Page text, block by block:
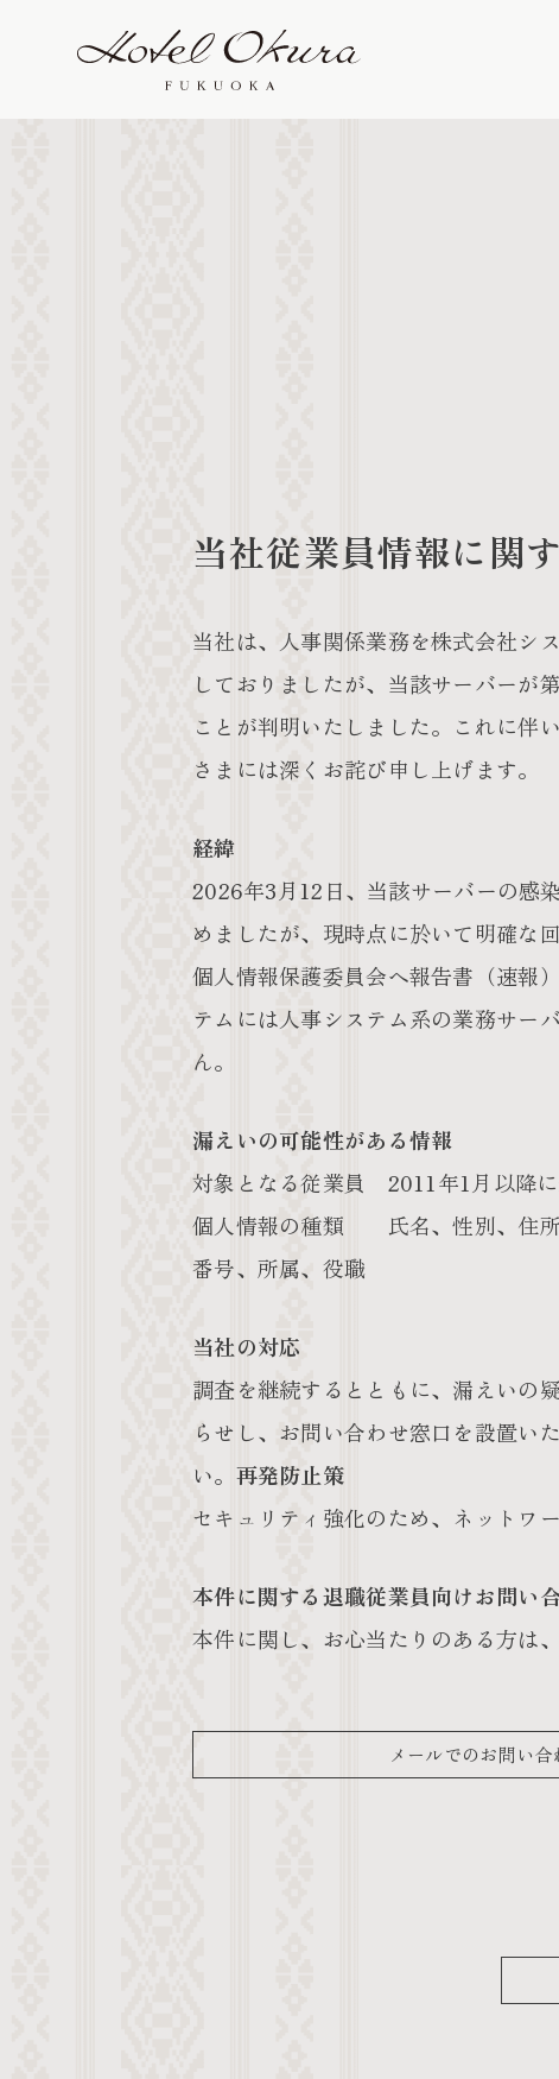
当社従業員情報に関
当社は、人事関係業務を株式会社シ
しておりましたが、当該サーバーが
ことが判明いたしました。これに伴
さまには深くお詫び申し上げます。
経緯
2026年3月12日、当該サーバーの感
めましたが、現時点に於いて明確な
個人情報保護委員会へ報告書（速報
テムには人事システム系の業務サー
ん。
漏えいの可能性がある情報
対象となる従業員 2011年1月以降
個人情報の種類 氏名、性別、住所
番号、所属、役職
当社の対応
調査を継続するとともに、漏えいの
らせし、お問い合わせ窓口を設置い
い。 再発防止策
セキュリティ強化のため、ネットワ
本件に関する退職従業員向けお問い
本件に関し、お心当たりのある方は
メールでのお問い合